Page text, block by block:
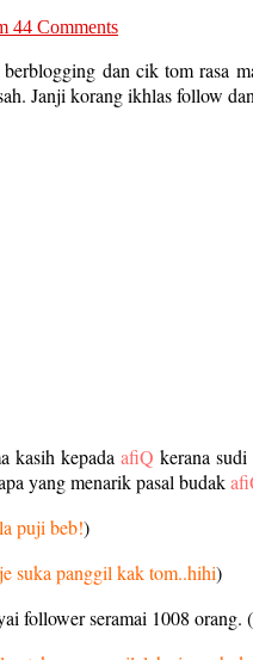
44 Comments
dan cik tom rasa
Janji korang ikhlas follow
kasih kepadaafiQ kerana
yang menarik pasal budak
puji beb!)
suka panggil kak tom..hihi)
follower seramai 1008 orang. (